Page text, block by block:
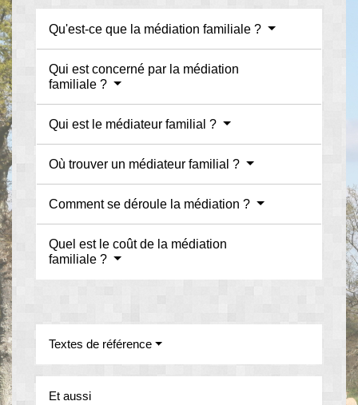
Qu'est-ce que la médiation familiale ?
Qui est concerné par la médiation
familiale ?
Qui est le médiateur familial ?
Où trouver un médiateur familial ?
Comment se déroule la médiation ?
Quel est le coût de la médiation
familiale ?
Textes de référence
Et aussi